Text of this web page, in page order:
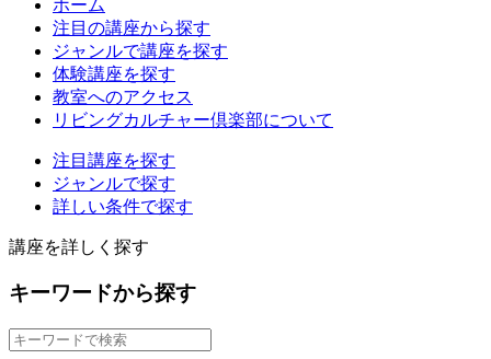
ホーム
注目の講座から探す
ジャンルで講座を探す
体験講座を探す
教室へのアクセス
リビングカルチャー倶楽部について
注目講座を探す
ジャンルで探す
詳しい条件で探す
講座を詳しく探す
キーワードから探す